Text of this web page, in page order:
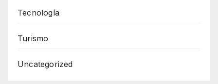
Tecnología
Turismo
Uncategorized